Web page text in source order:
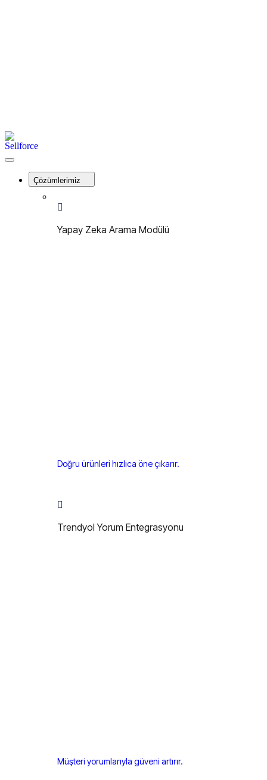
Menu
Sellforce
Close
Çözümlerimiz
Yapay Zeka Arama Modülü
Doğru ürünleri hızlıca öne çıkarır.
Trendyol Yorum Entegrasyonu
Müşteri yorumlarıyla güveni artırır.